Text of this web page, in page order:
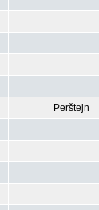
Perštejn